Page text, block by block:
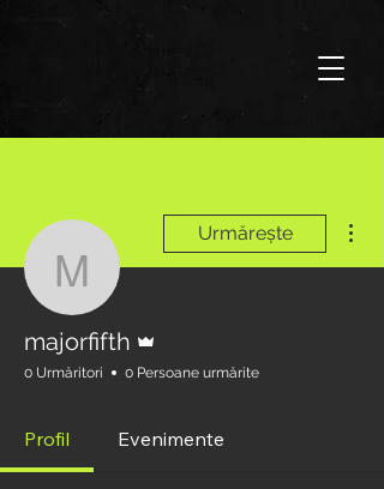
majorfifth
Urmărește
majorfifth
0 Urmăritori 0 Persoane urmărite
Profil Evenimente